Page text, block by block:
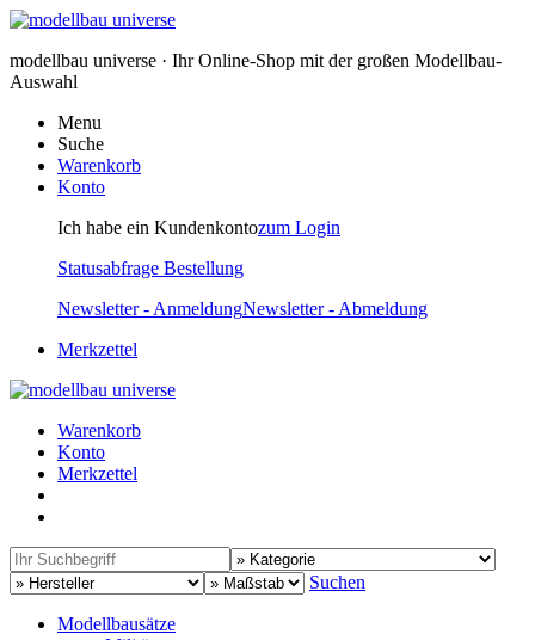
modellbau universe · Ihr Online-Shop mit der großen Modellbau-
Auswahl
Menu
Suche
Warenkorb
Konto
Ich habe ein Kundenkontozum Login
Statusabfrage Bestellung
Newsletter - AnmeldungNewsletter - Abmeldung
Merkzettel
Warenkorb
Konto
Merkzettel
Suchen
Modellbausätze